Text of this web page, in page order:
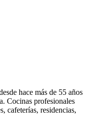
hace más de 55 años
Cocinas profesionales
cafeterías, residencias,